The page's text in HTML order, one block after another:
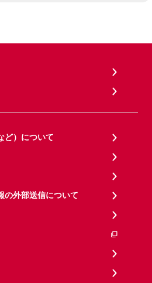
ど）について
の外部送信について